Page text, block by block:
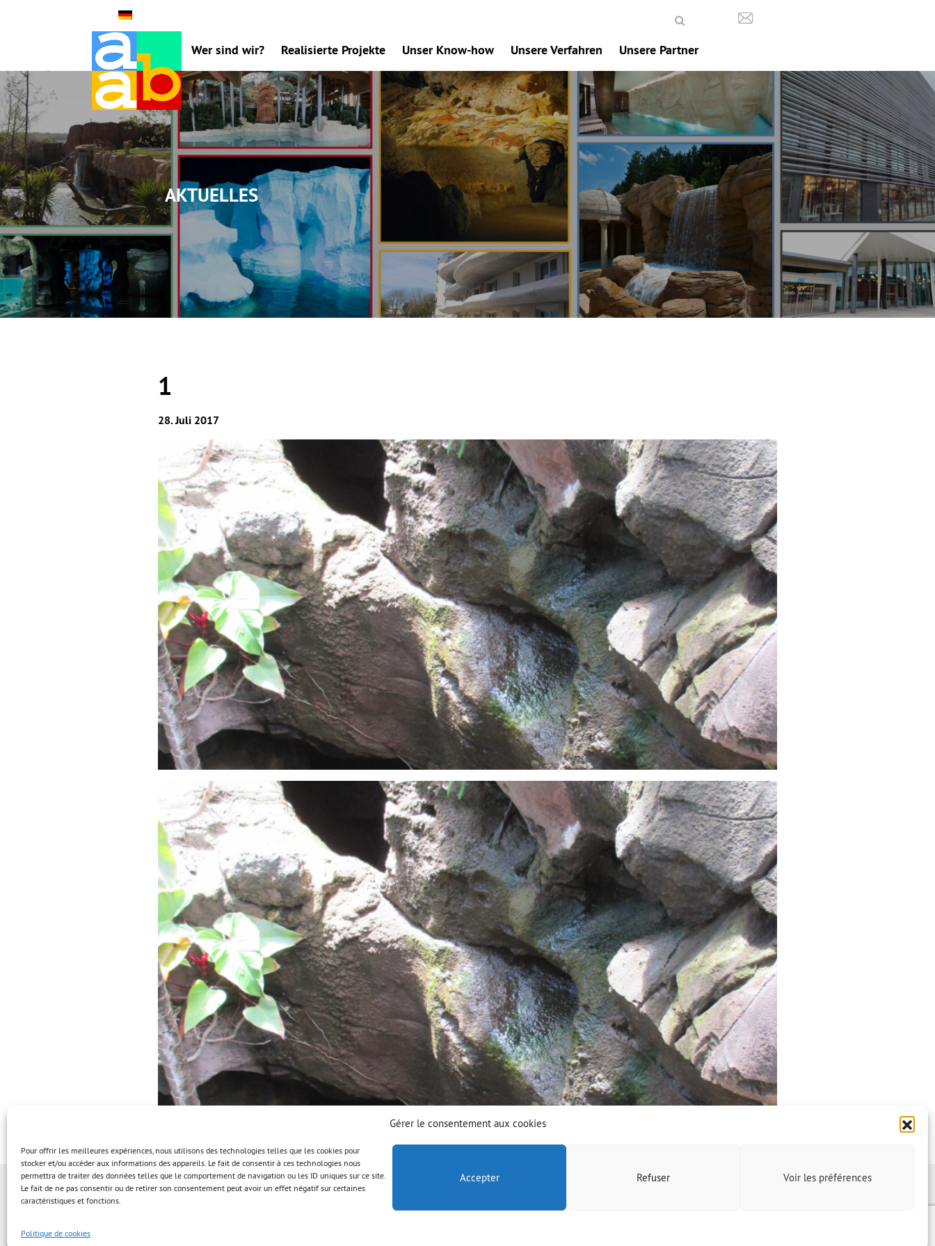
Gérer le consentement aux cookies
Pour offrir les meilleures expériences, nous utilisons des technologies telles que les cookies pour
stocker et/ou accéder aux informations des appareils. Le fait de consentir à ces technologies nous
permettra de traiter des données telles que le comportement de navigation ou les ID uniques sur ce site.
Le fait de ne pas consentir ou de retirer son consentement peut avoir un effet négatif sur certaines
caractéristiques et fonctions.
Accepter Refuser Voir les préférences
Politique de cookies
Wer sind wir? Realisierte Projekte Unser Know-how Unsere Verfahren Unsere Partner
Aktuelles
1
28. Juli 2017